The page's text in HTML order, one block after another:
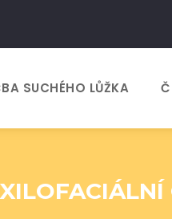
SUCHÉHO LŮŽKA